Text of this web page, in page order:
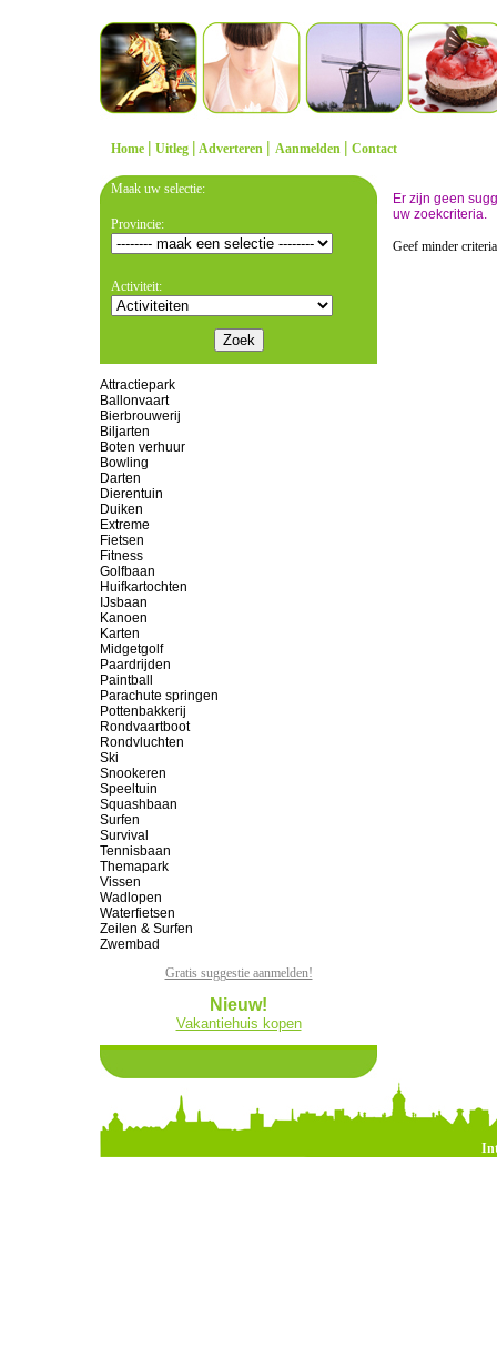
Home | Uitleg | Adverteren | Aanmelden | Contact
Maak uw selectie:
Provincie:
Activiteit:
Attractiepark
Ballonvaart
Bierbrouwerij
Biljarten
Boten verhuur
Bowling
Darten
Dierentuin
Duiken
Extreme
Fietsen
Fitness
Golfbaan
Huifkartochten
IJsbaan
Kanoen
Karten
Midgetgolf
Paardrijden
Paintball
Parachute springen
Pottenbakkerij
Rondvaartboot
Rondvluchten
Ski
Snookeren
Speeltuin
Squashbaan
Surfen
Survival
Tennisbaan
Themapark
Vissen
Wadlopen
Waterfietsen
Zeilen & Surfen
Zwembad
Gratis suggestie aanmelden!
Nieuw!
Vakantiehuis kopen
Er zijn geen
uw zoekcriteria.
Geef minder